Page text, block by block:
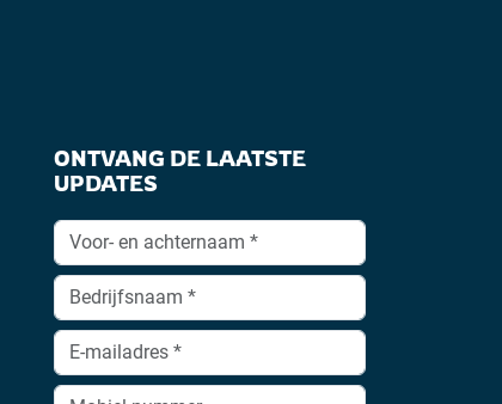
ONTVANG DE LAATSTE
UPDATES